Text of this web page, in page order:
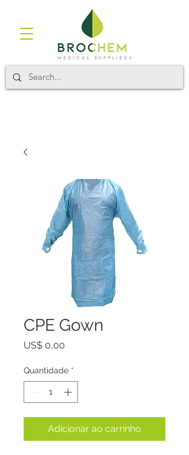
CPE Gown
US$ 0,00
Quantidade *
Adicionar ao carrinho